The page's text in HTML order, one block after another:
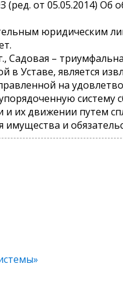
от 05.05.2014) Об
юридическим
Садовая –
Уставе, является
на
упорядоченную
и их движении путем
и